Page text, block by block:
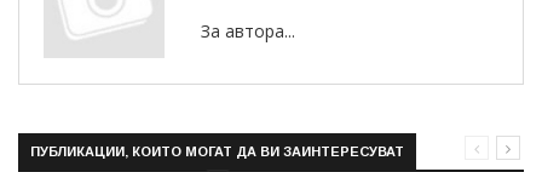
За автора...
ПУБЛИКАЦИИ, КОИТО МОГАТ ДА ВИ ЗАИНТЕРЕСУВАТ